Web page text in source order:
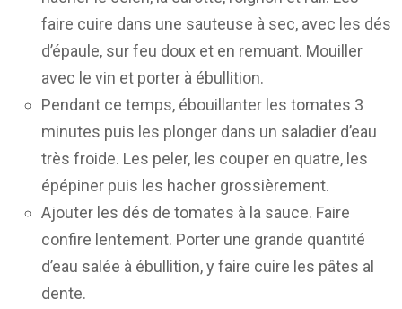
faire cuire dans une sauteuse à sec, avec les dés
d’épaule, sur feu doux et en remuant. Mouiller
avec le vin et porter à ébullition.
Pendant ce temps, ébouillanter les tomates 3
minutes puis les plonger dans un saladier d’eau
très froide. Les peler, les couper en quatre, les
épépiner puis les hacher grossièrement.
Ajouter les dés de tomates à la sauce. Faire
confire lentement. Porter une grande quantité
d’eau salée à ébullition, y faire cuire les pâtes al
dente.